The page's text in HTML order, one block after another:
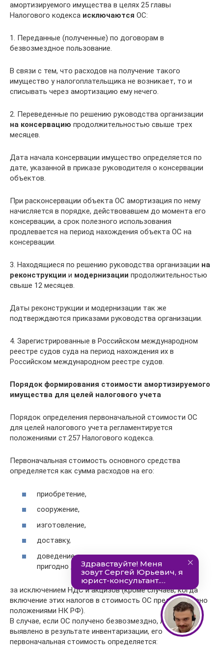
амортизируемого имущества в целях 25 главы
Налогового кодекса исключаются ОС:
1. Переданные (полученные) по договорам в
безвозмездное пользование.
В связи с тем, что расходов на получение такого
имущество у налогоплательщика не возникает, то и
списывать через амортизацию ему нечего.
2. Переведенные по решению руководства организации
на консервацию продолжительностью свыше трех
месяцев.
Дата начала консервации имущество определяется по
дате, указанной в приказе руководителя о консервации
объектов.
При расконсервации объекта ОС амортизация по нему
начисляется в порядке, действовавшем до момента его
консервации, а срок полезного использования
продлевается на период нахождения объекта ОС на
консервации.
3. Находящиеся по решению руководства организации на
реконструкции и модернизации продолжительностью
свыше 12 месяцев.
Даты реконструкции и модернизации так же
подтверждаются приказами руководства организации.
4. Зарегистрированные в Российском международном
реестре судов суда на период нахождения их в
Российском международном реестре судов.
Порядок формирования стоимости амортизируемого
имущества для целей налогового учета
Порядок определения первоначальной стоимости ОС
для целей налогового учета регламентируется
положениями ст.257 Налогового кодекса.
Первоначальная стоимость основного средства
определяется как сумма расходов на его:
приобретение,
сооружение,
изготовление,
доставку,
доведение до состояния, в котором оно
пригодно для использования,
за исключением НДС и акцизов (кроме случаев, когда
включение этих налогов в стоимость ОС предусмотрено
положениями НК РФ).
В случае, если ОС получено безвозмездно, либо
выявлено в результате инвентаризации, его
первоначальная стоимость определяется: